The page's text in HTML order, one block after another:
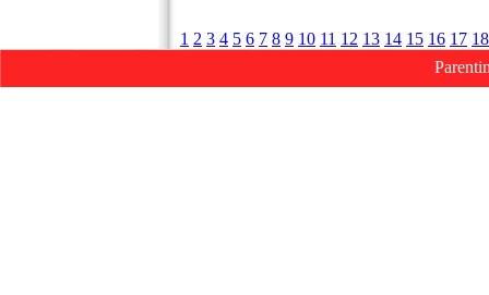
1 2 3 4 5 6 7 8 9 10 11 12 13 14 15 16 17 18